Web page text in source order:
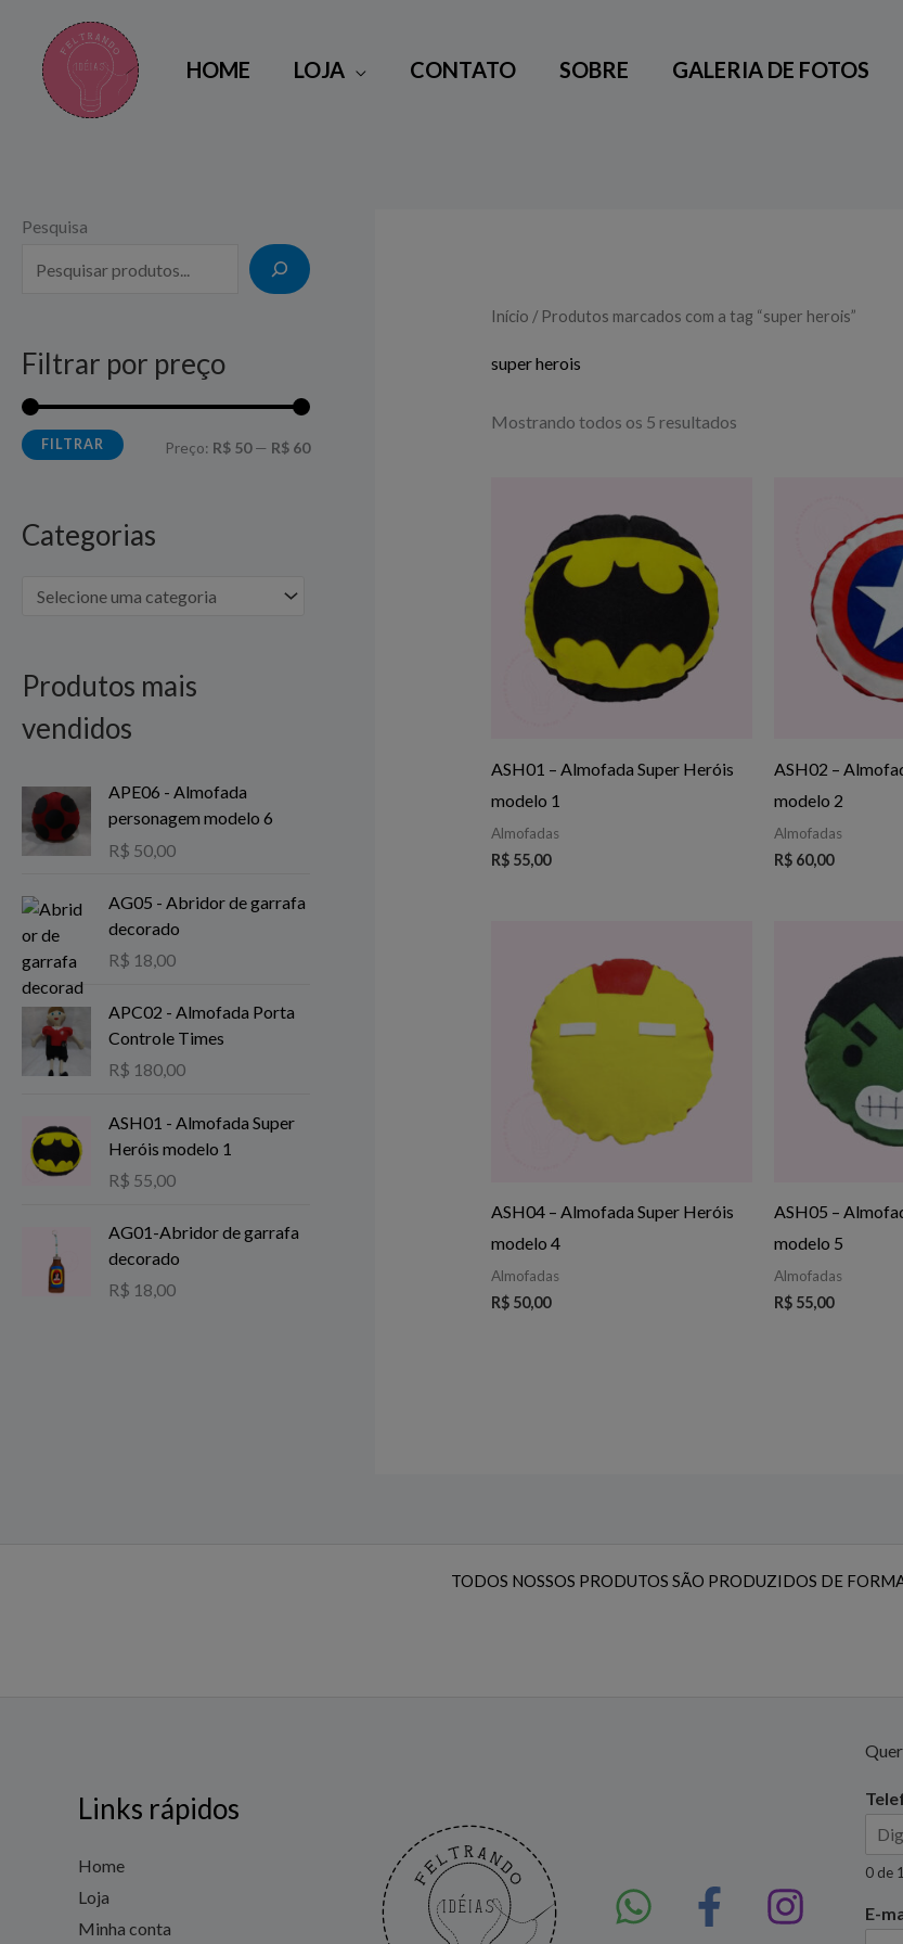
conteúdo
HOME LOJA CONTATO SOBRE GALERIA DE FOTOS
Pesquisa
Filtrar por preço
r
m
í
r
m
á
FILTRAR Preço: R$ 50— R$ 60
Categorias
Produtos mais
vendidos
APE06 - Almofada
personagem modelo 6
R$ 50,00
AG05 - Abridor de garrafa
decorado
R$ 18,00
APC02 - Almofada Porta
Controle Times
R$ 180,00
ASH01 - Almofada Super
Heróis modelo 1
R$ 55,00
AG01-Abridor de garrafa
decorado
R$ 18,00
Início / Produtos marcados com a tag “super herois”
super herois
Mostrando todos os 5 resultados
ASH01 – Almofada Super Heróis
modelo 1
Almofadas
R$55,00
ASH02 –
modelo 2
Almofadas
R$60,00
ASH04 – Almofada Super Heróis
modelo 4
Almofadas
R$50,00
ASH05 –
modelo 5
Almofadas
R$55,00
TODOS NOSSOS PRODUTOS SÃO PRODUZIDOS DE
Links rápidos
Home
Loja
Minha conta
0 de
E-